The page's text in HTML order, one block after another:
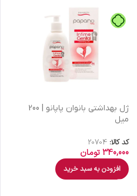
ژل بهداشتی بانوان پاپانو | 200
میل
کد کالا: 20704
340,000تومان
افزودن به سبد خرید